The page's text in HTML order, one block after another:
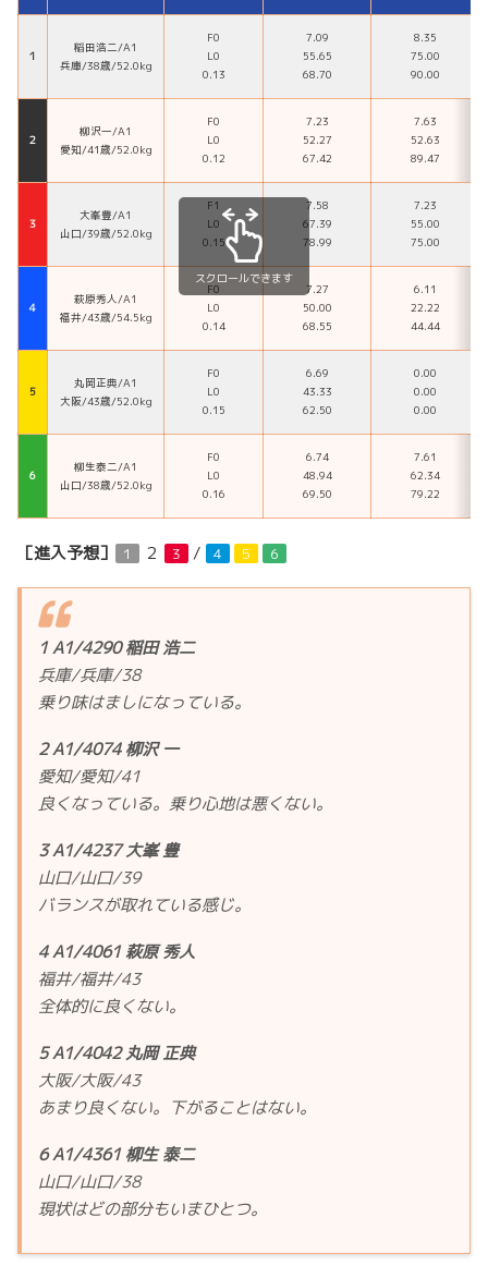
１
稲田浩二/A1
兵庫/38歳/52.0kg
F0
L0
0.13
7.09
55.65
68.70
8.35
75.00
90.00
２
柳沢一/A1
愛知/41歳/52.0kg
F0
L0
0.12
7.23
52.27
67.42
7.63
52.63
89.47
３
大峯豊/A1
山口/39歳/52.0kg
F1
L0
0.15
7.58
67.39
78.99
7.23
55.00
75.00
４
萩原秀人/A1
福井/43歳/54.5kg
F0
L0
0.14
7.27
50.00
68.55
6.11
22.22
44.44
５
丸岡正典/A1
大阪/43歳/52.0kg
F0
L0
0.15
6.69
43.33
62.50
0.00
0.00
0.00
６
柳生泰二/A1
山口/38歳/52.0kg
F0
L0
0.16
6.74
48.94
69.50
7.61
62.34
79.22
スクロールできます
［進入予想］ １ ２ ３ / ４ ５ ６
1 A1/4290 稲田 浩二
兵庫/兵庫/38
乗り味はましになっている。
2 A1/4074 柳沢 一
愛知/愛知/41
良くなっている。乗り心地は悪くない。
3 A1/4237 大峯 豊
山口/山口/39
バランスが取れている感じ。
4 A1/4061 萩原 秀人
福井/福井/43
全体的に良くない。
5 A1/4042 丸岡 正典
大阪/大阪/43
あまり良くない。下がることはない。
6 A1/4361 柳生 泰二
山口/山口/38
現状はどの部分もいまひとつ。